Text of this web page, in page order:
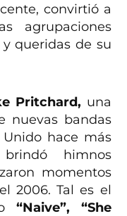
convirtió a
agrupaciones
queridas de su
Pritchard, una
nuevas bandas
hace más
himnos
momentos
2006. Tal es el
“Naive”, “She